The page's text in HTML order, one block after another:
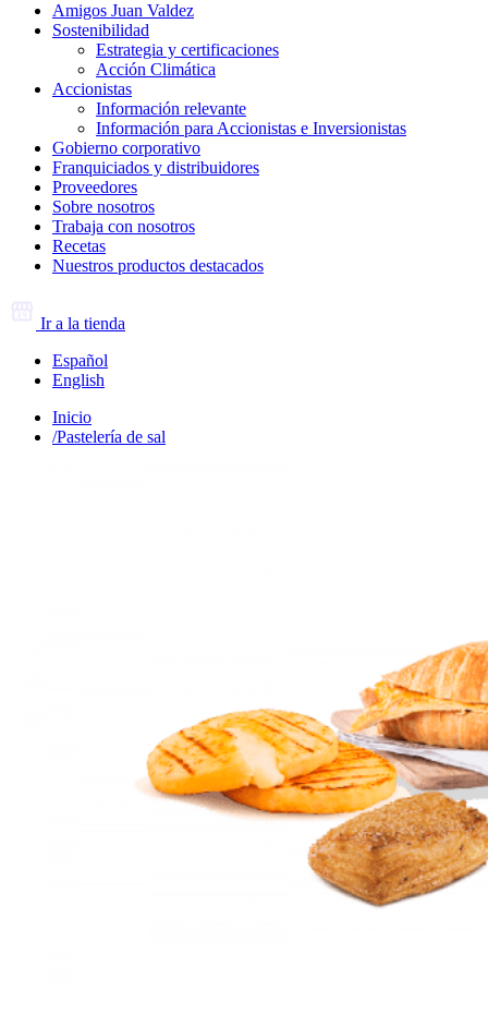
Amigos Juan Valdez
Sostenibilidad
Estrategia y certificaciones
Acción Climática
Accionistas
Información relevante
Información para Accionistas e Inversionistas
Gobierno corporativo
Franquiciados y distribuidores
Proveedores
Sobre nosotros
Trabaja con nosotros
Recetas
Nuestros productos destacados
Ir a la tienda
Español
English
Inicio
/Pastelería de sal